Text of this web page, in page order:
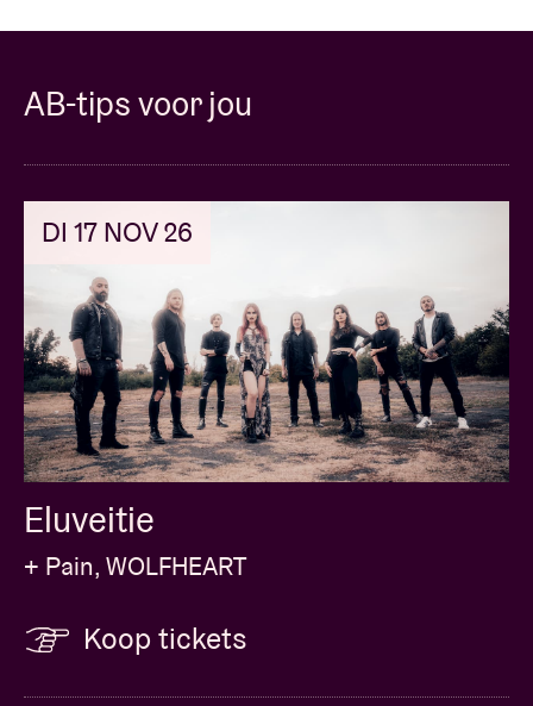
AB-tips voor jou
DI 17 NOV 26
Eluveitie
+ Pain, WOLFHEART
Koop tickets